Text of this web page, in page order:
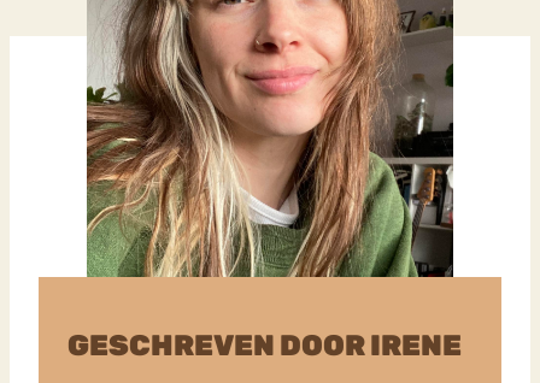
GESCHREVEN DOOR IRENE